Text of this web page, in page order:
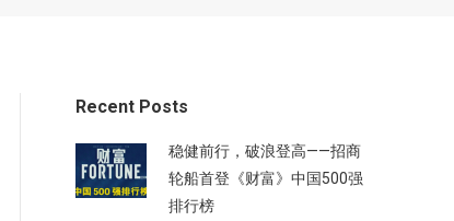
Recent Posts
稳健前行，破浪登高——招商
轮船首登《财富》中国500强
排行榜